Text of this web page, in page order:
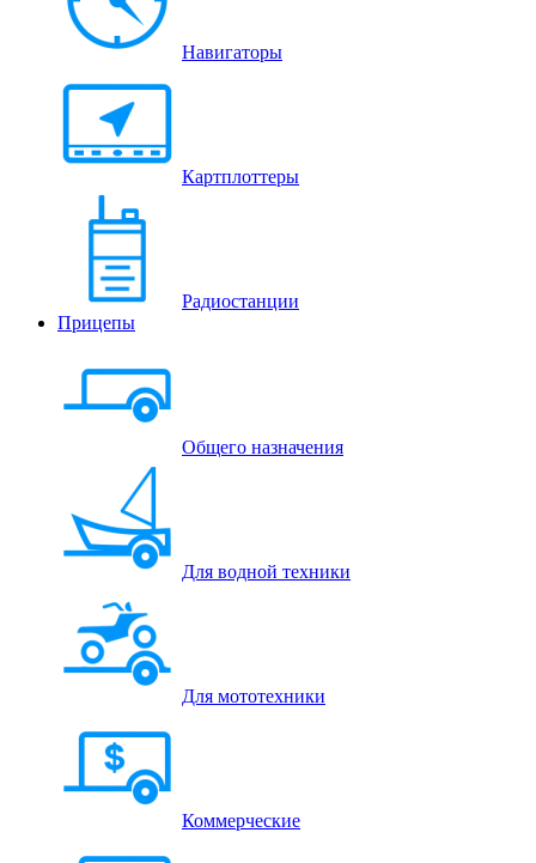
Навигаторы
Картплоттеры
Радиостанции
Прицепы
Общего назначения
Для водной техники
Для мототехники
Коммерческие